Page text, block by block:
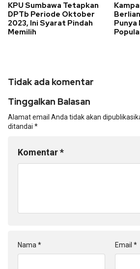
KPU Sumbawa Tetapkan
DPTb Periode Oktober
2023, Ini Syarat Pindah
Memilih
Punya
Tidak ada komentar
Tinggalkan Balasan
Alamat email Anda tidak akan
ditandai *
Komentar*
Nama* Email *